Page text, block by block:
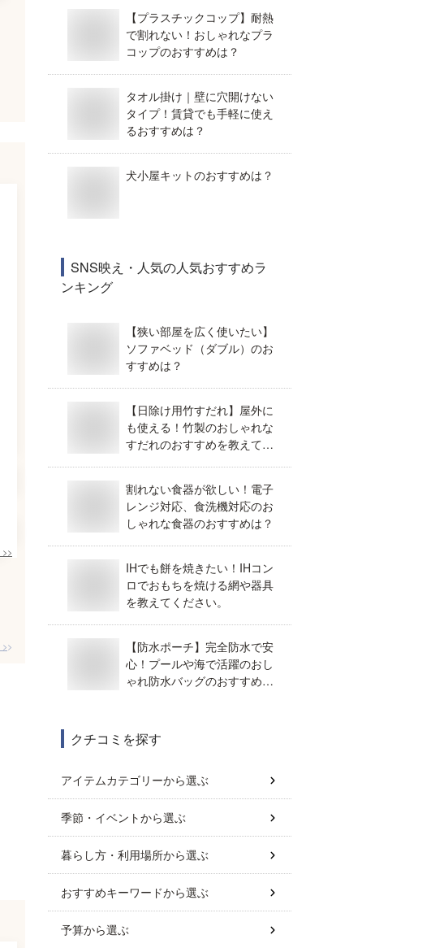
>>
>
【プラスチックコップ】耐熱
で割れない！おしゃれなプラ
コップのおすすめは？
タオル掛け｜壁に穴開けない
タイプ！賃貸でも手軽に使え
るおすすめは？
犬小屋キットのおすすめは？
SNS映え・人気の人気おすすめラ
ンキング
【狭い部屋を広く使いたい】
ソファベッド（ダブル）のお
すすめは？
【日除け用竹すだれ】屋外に
も使える！竹製のおしゃれな
すだれのおすすめを教えてく
割れない食器が欲しい！電子
レンジ対応、食洗機対応のお
しゃれな食器のおすすめは？
IHでも餅を焼きたい！IHコン
ロでおもちを焼ける網や器具
を教えてください。
【防水ポーチ】完全防水で安
心！プールや海で活躍のおし
ゃれ防水バッグのおすすめ
クチコミを探す
アイテムカテゴリーから選ぶ
季節・イベントから選ぶ
暮らし方・利用場所から選ぶ
おすすめキーワードから選ぶ
予算から選ぶ